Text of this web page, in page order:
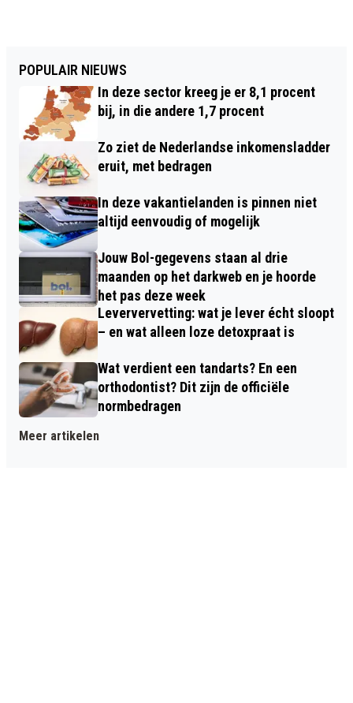
POPULAIR NIEUWS
In deze sector kreeg je er 8,1 procent
bij, in die andere 1,7 procent
Zo ziet de Nederlandse inkomensladder
eruit, met bedragen
In deze vakantielanden is pinnen niet
altijd eenvoudig of mogelijk
Jouw Bol-gegevens staan al drie
maanden op het darkweb en je hoorde
het pas deze week
Leververvetting: wat je lever écht sloopt
– en wat alleen loze detoxpraat is
Wat verdient een tandarts? En een
orthodontist? Dit zijn de officiële
normbedragen
Meer artikelen